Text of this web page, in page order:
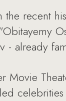
recent
- already